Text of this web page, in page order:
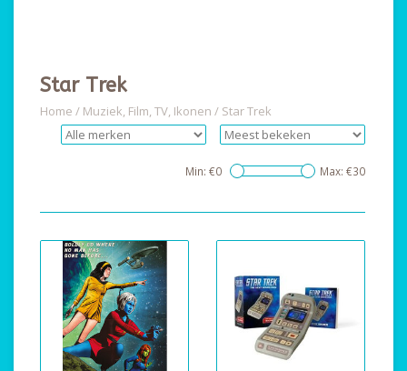
Star Trek
Home / Muziek, Film, TV, Ikonen / Star Trek
Min: €0 Max: €30